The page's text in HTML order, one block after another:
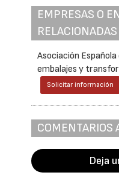
EMPRESAS O
RELACIONADAS
Asociación
embalajes y
Solicitar información
COMENTARIOS
Deja